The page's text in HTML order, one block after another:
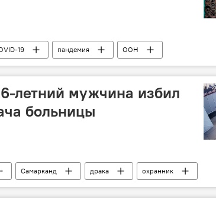
19 пандемия ООН
летний мужчина избил
больницы
Самарканд драка охранник